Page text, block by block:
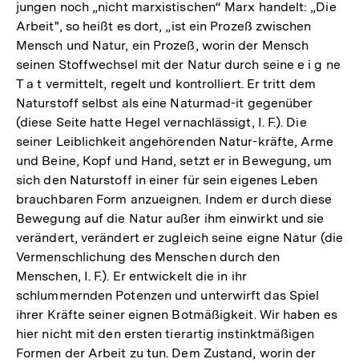
jungen noch „nicht marxistischen“ Marx handelt: „Die
Arbeit", so heißt es dort, „ist ein Prozeß zwischen
Mensch und Natur, ein Prozeß, worin der Mensch
seinen Stoffwechsel mit der Natur durch seine e i g ne
T a t vermittelt, regelt und kontrolliert. Er tritt dem
Naturstoff selbst als eine Naturmad-it gegenüber
(diese Seite hatte Hegel vernachlässigt, I. F.). Die
seiner Leiblichkeit angehörenden Natur-kräfte, Arme
und Beine, Kopf und Hand, setzt er in Bewegung, um
sich den Naturstoff in einer für sein eigenes Leben
brauchbaren Form anzueignen. Indem er durch diese
Bewegung auf die Natur außer ihm einwirkt und sie
verändert, verändert er zugleich seine eigne Natur (die
Vermenschlichung des Menschen durch den
Menschen, I. F.). Er entwickelt die in ihr
schlummernden Potenzen und unterwirft das Spiel
ihrer Kräfte seiner eignen Botmäßigkeit. Wir haben es
hier nicht mit den ersten tierartig instinktmäßigen
Formen der Arbeit zu tun. Dem Zustand, worin der